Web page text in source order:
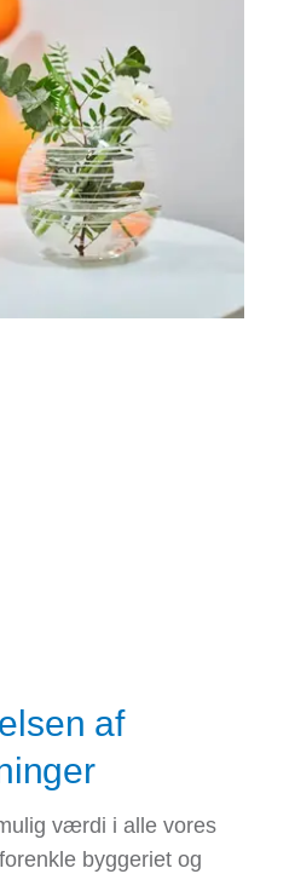
af
værdi i alle vores
byggeriet og